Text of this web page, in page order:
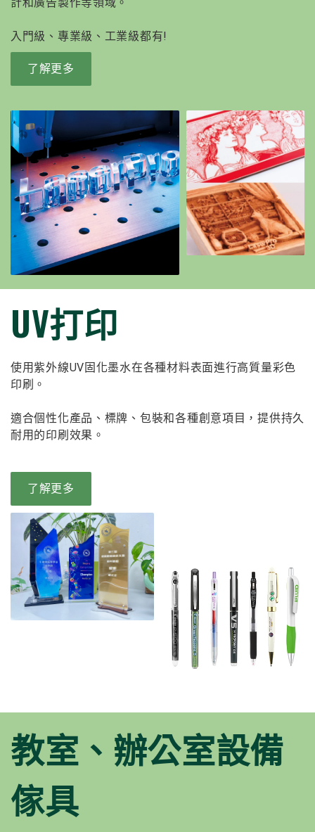
計和廣告製作等領域。
入門級、專業級、工業級都有!
了解更多
UV打印
使用紫外線UV固化墨水在各種材料表面進行高質量彩色
印刷。
適合個性化產品、標牌、包裝和各種創意項目，提供持久
耐用的印刷效果。
了解更多
教室、辦公室設備
傢具